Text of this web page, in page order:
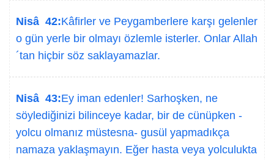
Nisâ 42:Kâfirler ve Peygamberlere karşı gelenler
o gün yerle bir olmayı özlemle isterler. Onlar Allah
´tan hiçbir söz saklayamazlar.
Nisâ 43:Ey iman edenler! Sarhoşken, ne
söylediğinizi bilinceye kadar, bir de cünüpken -
yolcu olmanız müstesna- gusül yapmadıkça
namaza yaklaşmayın. Eğer hasta veya yolculukta